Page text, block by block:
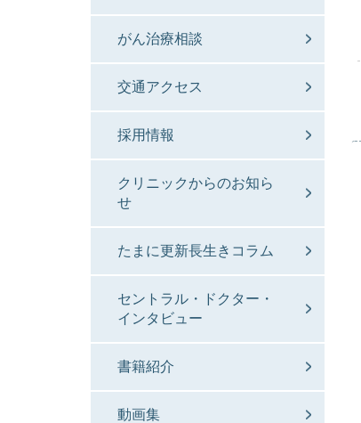
がん治療相談
交通アクセス
採用情報
クリニックからのお知ら
せ
たまに更新長生きコラム
セントラル・ドクター・
インタビュー
書籍紹介
動画集